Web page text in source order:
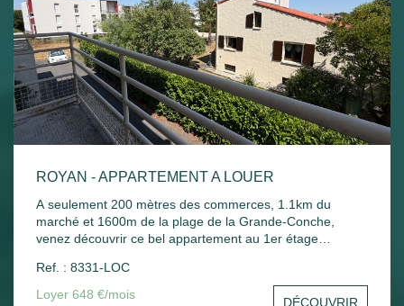
ROYAN - APPARTEMENT A LOUER
A seulement 200 mètres des commerces, 1.1km du
marché et 1600m de la plage de la Grande-Conche,
venez découvrir ce bel appartement au 1er étage
chambre, un balcon donnant sur le séjour et la chambre,
une salle de bain, un wc et un stationnement commun.
Ref. : 8331-LOC
Loyer 648 €/mois
DÉCOUVRIR